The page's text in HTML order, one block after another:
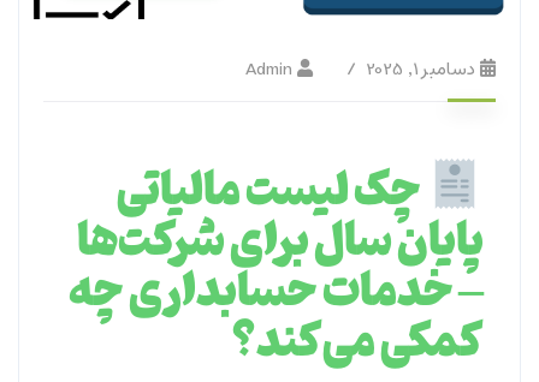
دسامبر 1, 2025 Admin
چک لیست مالیاتی
پایان سال برای شرکت‌ها
– خدمات حسابداری چه
کمکی می‌کند؟